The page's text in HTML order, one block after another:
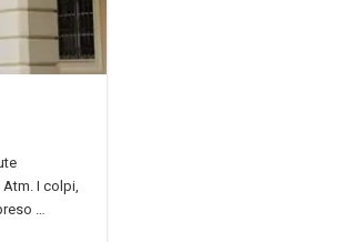
I colpi,
…